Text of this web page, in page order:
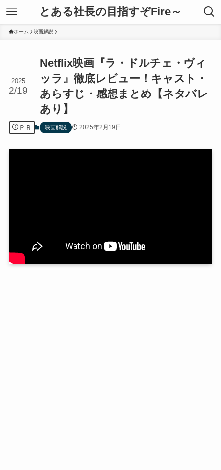
とある社長の目指すぞFire～
ホーム 映画解説
Netflix映画『ラ・ドルチェ・ヴィ
ッラ』徹底レビュー！キャスト・
あらすじ・感想まとめ【ネタバレ
あり】
2025
2/19
ＰＲ 映画解説 2025年2月19日